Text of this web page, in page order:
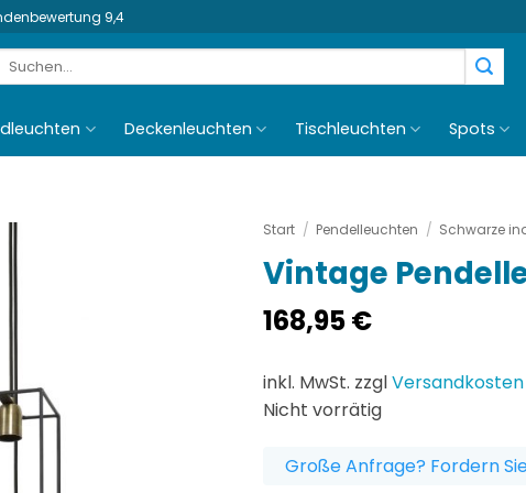
9,4
Suchen
Deckenleuchten Tischleuchten Spots
Start / Pendelleuchten / Schwarze
Vintage
168,95€
inkl. MwSt. zzglVersandkosten
Nicht vorrätig
Große Anfrage? Fordern